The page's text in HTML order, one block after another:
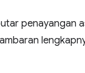
penayangan